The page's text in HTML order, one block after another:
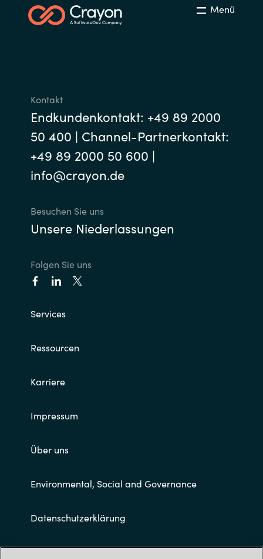
Menü
Kontakt
Endkundenkontakt: +49 89 2000
50 400 | Channel-Partnerkontakt:
+49 89 2000 50 600 |
info@crayon.de
Besuchen Sie uns
Unsere Niederlassungen
Folgen Sie uns
Services
Ressourcen
Karriere
Impressum
Über uns
Environmental, Social and Governance
Datenschutzerklärung
Allgemeine Geschäftsbedingungen